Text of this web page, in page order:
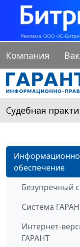
Компания
Судебная
обеспечение
Безупречный
Система
Интернет-
ГАРАНТ